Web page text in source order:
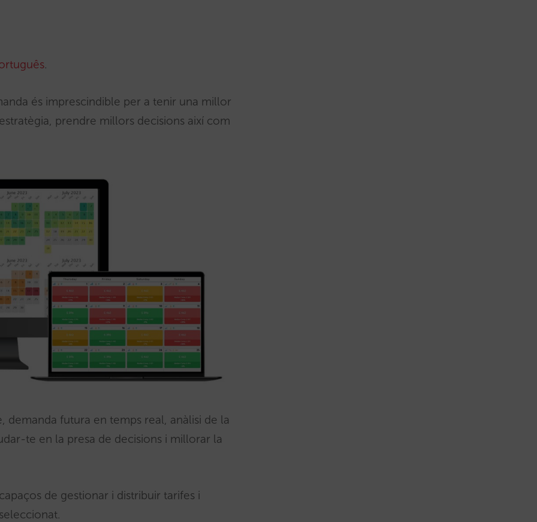
.
és imprescindible per a tenir una millor
prendre millors decisions així com
demanda futura en temps real, anàlisi de la
te en la presa de decisions i millorar la
de gestionar i distribuir tarifes i